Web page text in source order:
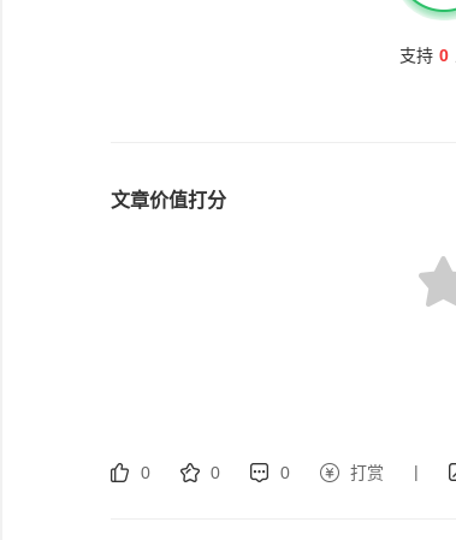
支持 0
文章价值打分
0 0 0 打赏 |